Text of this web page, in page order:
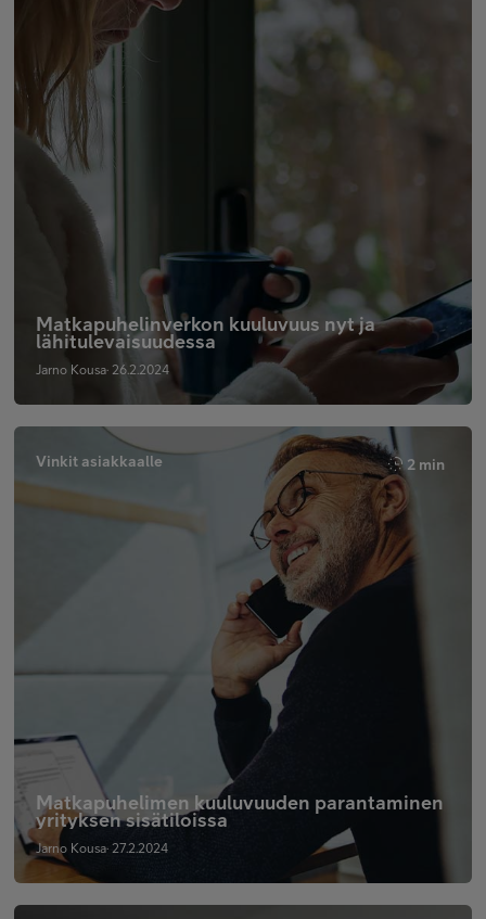
Matkapuhelinverkon kuuluvuus nyt ja
lähitulevaisuudessa
Jarno Kousa· 26.2.2024
Vinkit asiakkaalle 2 min
Matkapuhelimen kuuluvuuden parantaminen
yrityksen sisätiloissa
Jarno Kousa· 27.2.2024